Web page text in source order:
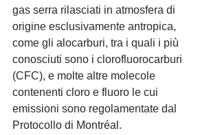
gas serra rilasciati in atmosfera di
origine esclusivamente antropica,
come gli alocarburi, tra i quali i più
conosciuti sono i clorofluorocarburi
(CFC), e molte altre molecole
contenenti cloro e fluoro le cui
emissioni sono regolamentate dal
Protocollo di Montréal.